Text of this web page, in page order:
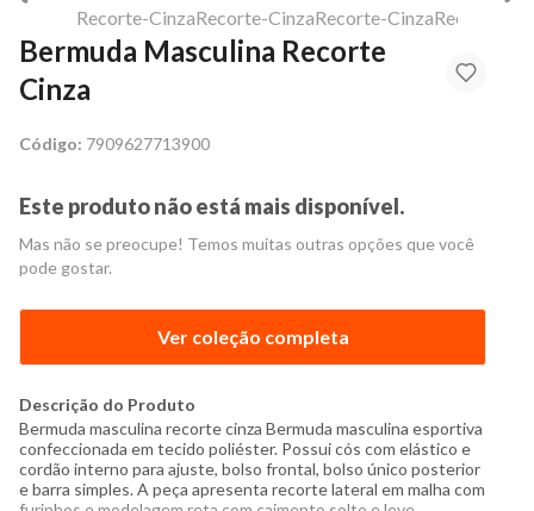
Bermuda Masculina Recorte
Cinza
Código: 7909627713900
Este produto não está mais disponível.
Mas não se preocupe! Temos muitas outras opções que você
pode gostar.
Ver coleção completa
Descrição do Produto
Bermuda masculina recorte cinza Bermuda masculina esportiva
confeccionada em tecido poliéster. Possui cós com elástico e
cordão interno para ajuste, bolso frontal, bolso único posterior
e barra simples. A peça apresenta recorte lateral em malha com